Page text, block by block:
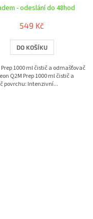
- odeslání do 48hod
549 Kč
DO KOŠÍKU
Prep 1000 ml čistič a odmašťovač
Q2M Prep 1000 ml čistič a
povrchu: Intenzivní...